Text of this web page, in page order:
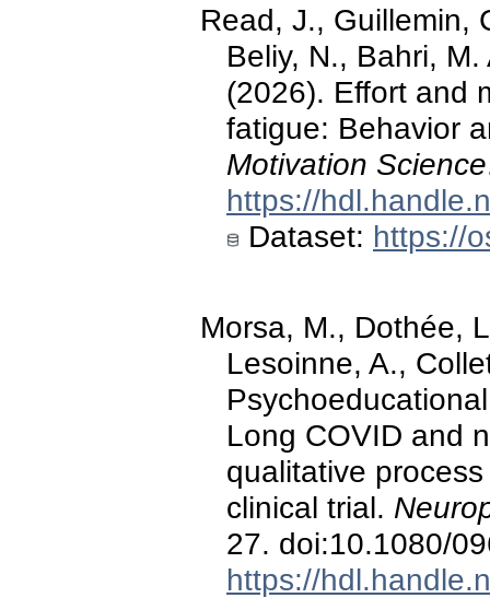
Read, J., Guillemin,
Beliy, N., Bahri,
(2026). Effort and
fatigue: Behavior
Motivation Science
https://
Dataset: https://
Morsa, M., Dothée,
Lesoinne, A.,
Long COVID and
qualitative
clinical trial.
27. doi:10.1080/
https://